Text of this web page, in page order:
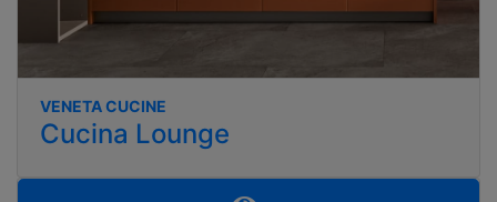
VENETA CUCINE
Cucina Lounge